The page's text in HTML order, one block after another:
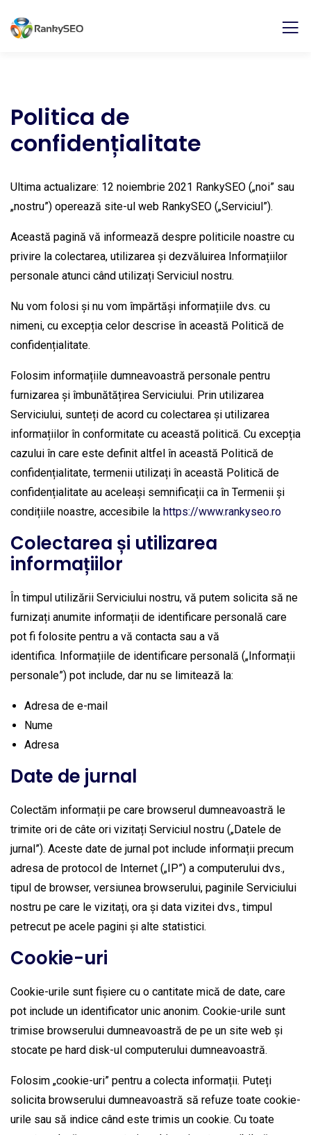
Politica de
confidențialitate
Ultima actualizare: 12 noiembrie 2021 RankySEO („noi” sau
„nostru”) operează site-ul web RankySEO („Serviciul”).
Această pagină vă informează despre politicile noastre cu
privire la colectarea, utilizarea și dezvăluirea Informațiilor
personale atunci când utilizați Serviciul nostru.
Nu vom folosi și nu vom împărtăși informațiile dvs. cu
nimeni, cu excepția celor descrise în această Politică de
confidențialitate.
Folosim informațiile dumneavoastră personale pentru
furnizarea și îmbunătățirea Serviciului. Prin utilizarea
Serviciului, sunteți de acord cu colectarea și utilizarea
informațiilor în conformitate cu această politică. Cu excepția
cazului în care este definit altfel în această Politică de
confidențialitate, termenii utilizați în această Politică de
confidențialitate au aceleași semnificații ca în Termenii și
condițiile noastre, accesibile la https://www.rankyseo.ro
Colectarea și utilizarea
informațiilor
În timpul utilizării Serviciului nostru, vă putem solicita să ne
furnizați anumite informații de identificare personală care
pot fi folosite pentru a vă contacta sau a vă
identifica. Informațiile de identificare personală („Informații
personale”) pot include, dar nu se limitează la:
Adresa de e-mail
Nume
Adresa
Date de jurnal
Colectăm informații pe care browserul dumneavoastră le
trimite ori de câte ori vizitați Serviciul nostru („Datele de
jurnal”). Aceste date de jurnal pot include informații precum
adresa de protocol de Internet („IP”) a computerului dvs.,
tipul de browser, versiunea browserului, paginile Serviciului
nostru pe care le vizitați, ora și data vizitei dvs., timpul
petrecut pe acele pagini și alte statistici.
Cookie-uri
Cookie-urile sunt fișiere cu o cantitate mică de date, care
pot include un identificator unic anonim. Cookie-urile sunt
trimise browserului dumneavoastră de pe un site web și
stocate pe hard disk-ul computerului dumneavoastră.
Folosim „cookie-uri” pentru a colecta informații. Puteți
solicita browserului dumneavoastră să refuze toate cookie-
urile sau să indice când este trimis un cookie. Cu toate